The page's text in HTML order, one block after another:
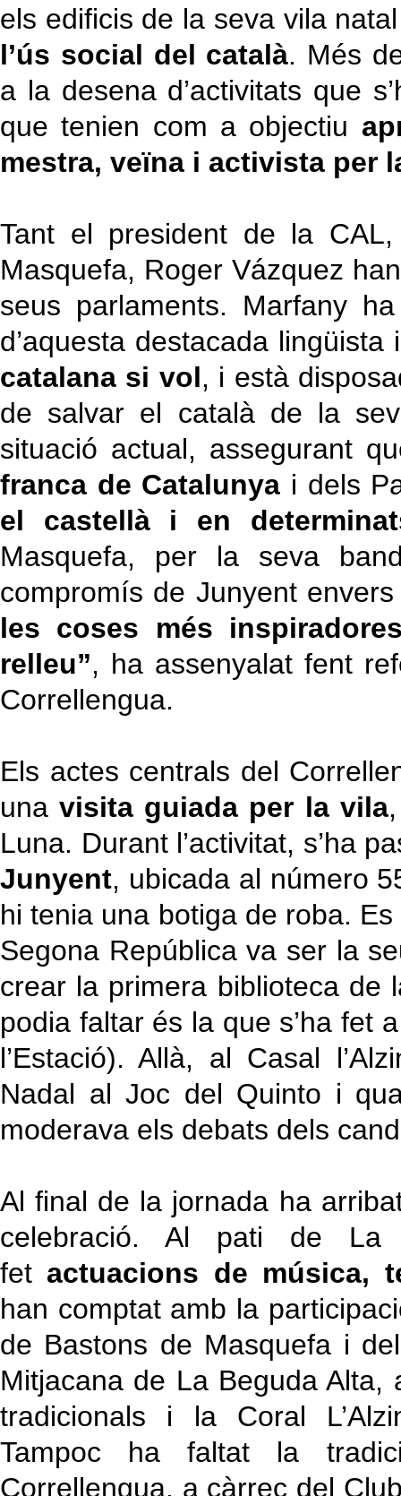
els edificis de la seva vila
l’ús social del català. Més
a la desena d’activitats que
que tenien com a objectiu
mestra, veïna i activista per
Tant el president de la CAL,
Masquefa, Roger Vázquez
seus parlaments. Marfany
d’aquesta destacada
catalana si vol, i està
de salvar el català de la
situació actual, assegurant
franca de Catalunya i dels
el castellà i en
Masquefa, per la seva
compromís de Junyent
les coses més
relleu”, ha assenyalat fent
Correllengua.
Els actes centrals del
unavisita guiada per la vila
Luna. Durant l’activitat, s’ha
Junyent, ubicada al número
hi tenia una botiga de roba.
Segona República va ser la
crear la primera biblioteca de
podia faltar és la que s’ha fet
l’Estació). Allà, al Casal
Nadal al Joc del Quinto i
moderava els debats dels
Al final de la jornada ha
celebració. Al pati de La
fet actuacions de música,
han comptat amb la
de Bastons de Masquefa i
Mitjacana de La Beguda
tradicionals i la Coral
Tampoc ha faltat la
Correllengua, a càrrec del